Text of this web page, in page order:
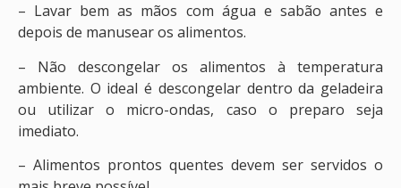
– Lavar bem as mãos com água e sabão antes e
depois de manusear os alimentos.
– Não descongelar os alimentos à temperatura
ambiente. O ideal é descongelar dentro da geladeira
ou utilizar o micro-ondas, caso o preparo seja
imediato.
– Alimentos prontos quentes devem ser servidos o